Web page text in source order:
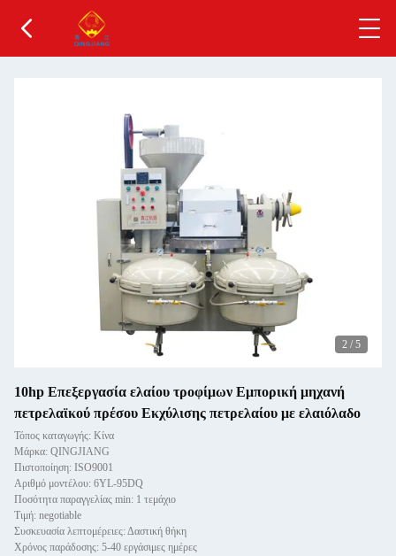
2 / 5
10hp Επεξεργασία ελαίου τροφίμων Εμπορική μηχανή
πετρελαϊκού πρέσου Εκχύλισης πετρελαίου με ελαιόλαδο
Τόπος καταγωγής: Κίνα
Μάρκα: QINGJIANG
Πιστοποίηση: ISO9001
Αριθμό μοντέλου: 6YL-95DQ
Ποσότητα παραγγελίας min: 1 τεμάχιο
Τιμή: negotiable
Συσκευασία λεπτομέρειες: Δαστική θήκη
Χρόνος παράδοσης: 5-40 εργάσιμες ημέρες